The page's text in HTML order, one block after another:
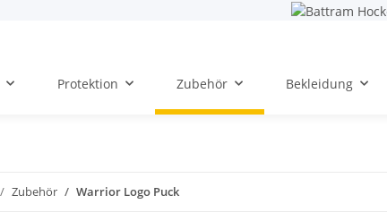
Protektion Zubehör Bekleidung
Zubehör Warrior Logo Puck